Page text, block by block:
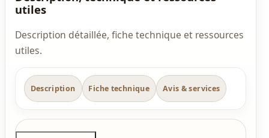
utiles
Description détaillée, fiche technique et ressources
utiles.
Description Fiche technique Avis & services